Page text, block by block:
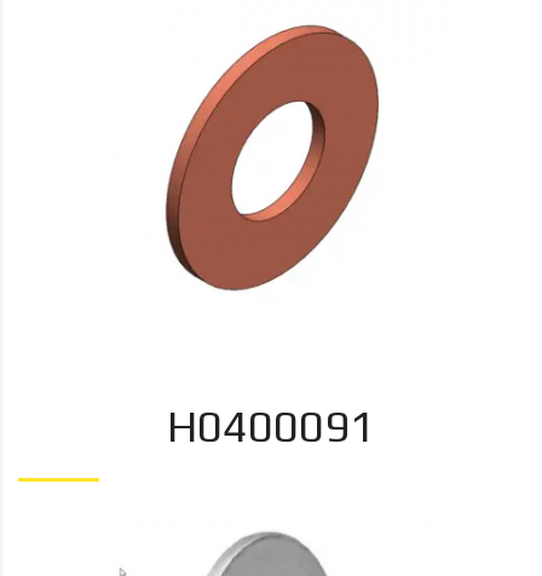
H0400091